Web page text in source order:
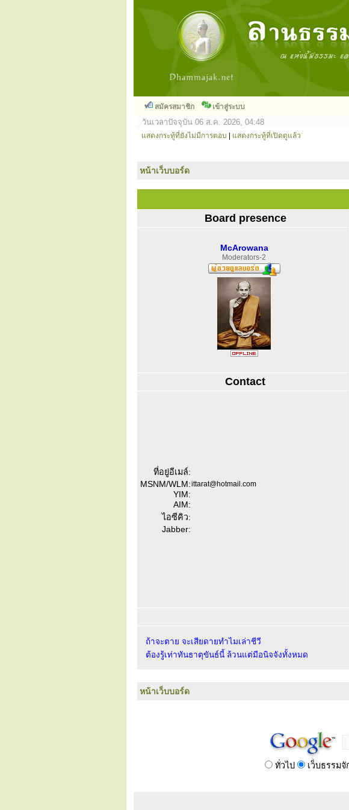
สมัครสมาชิก เข้าสู่ระบบ
วันเวลาปัจจุบัน 06 ส.ค. 2026, 04:48
แสดงกระทู้ที่ยังไม่มีการตอบ แสดงกระทู้ที่เปิดดูแล้ว
หน้าเว็บบอร์ด
Board presence
McArowana
Moderators-2
Contact
ที่อยู่อีเมล์:
MSNM/WLM:ittarat@hotmail.com
YIM:
AIM:
ไอซีคิว:
Jabber:
ถ้าจะตาย จะเสียดายทำไมเล่าชีวี
ต้องรู้เท่าทันธาตุขันธ์นี้ ล้วนแต่มีอนิจจังทั้งหมด
หน้าเว็บบอร์ด
ทั่วไป เว็บธรรมจั